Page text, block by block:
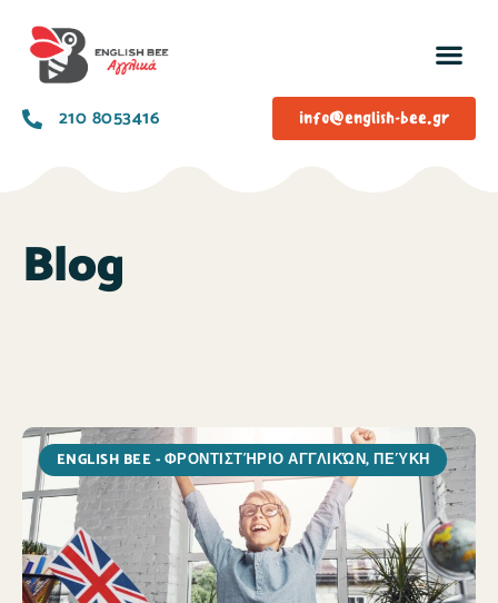
210 8053416 info@english-bee.gr
Blog
ENGLISH BEE - ΦΡΟΝΤΙΣΤΉΡΙΟ ΑΓΓΛΙΚΏΝ, ΠΕΎΚΗ